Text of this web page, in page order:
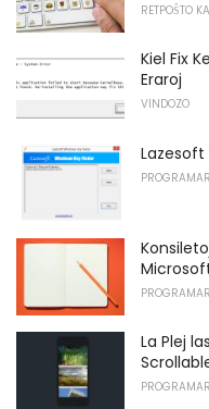
RETPOŜTO
Kiel Fix
Eraroj
VINDOZO
Lazesoft
La Plej